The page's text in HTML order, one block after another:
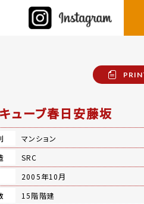
ューブ春日安藤坂
マンション
SRC
2005年10月
15階階建